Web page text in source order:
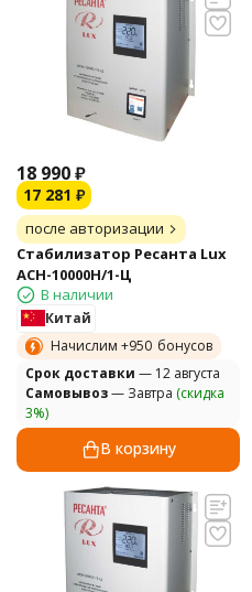
18 990₽
17 281 ₽
после авторизации
Стабилизатор Ресанта Lux
АСН-10000Н/1-Ц
В наличии
Китай
Начислим +950 бонусов
Cрок доставки — 12 августа
Самовывоз— Завтра (скидка
3%)
В корзину